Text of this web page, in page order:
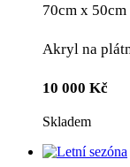
70cm x 50cm
Akryl na
10 000 Kč
Skladem